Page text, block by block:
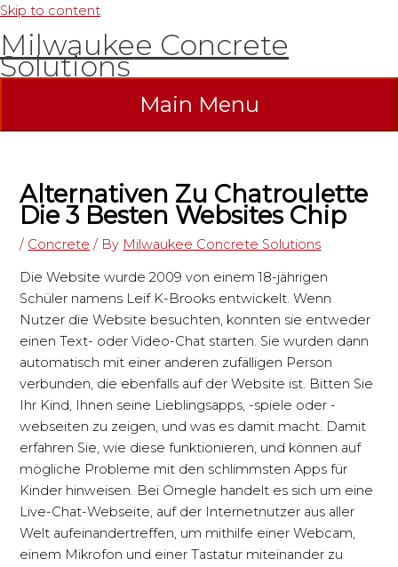
Skip to content
Milwaukee Concrete
Solutions
Main Menu
Alternativen Zu Chatroulette
Die 3 Besten Websites Chip
/ Concrete / By Milwaukee Concrete Solutions
Die Website wurde 2009 von einem 18-jährigen
Schüler namens Leif K-Brooks entwickelt. Wenn
Nutzer die Website besuchten, konnten sie entweder
einen Text- oder Video-Chat starten. Sie wurden dann
automatisch mit einer anderen zufälligen Person
verbunden, die ebenfalls auf der Website ist. Bitten Sie
Ihr Kind, Ihnen seine Lieblingsapps, -spiele oder -
webseiten zu zeigen, und was es damit macht. Damit
erfahren Sie, wie diese funktionieren, und können auf
mögliche Probleme mit den schlimmsten Apps für
Kinder hinweisen. Bei Omegle handelt es sich um eine
Live-Chat-Webseite, auf der Internetnutzer aus aller
Welt aufeinandertreffen, um mithilfe einer Webcam,
einem Mikrofon und einer Tastatur miteinander zu